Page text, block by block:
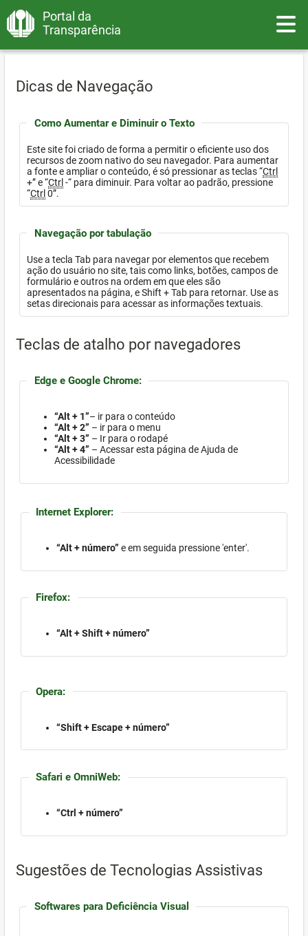
Portal da
Transparência
Dicas de Navegação
Como Aumentar e Diminuir o Texto
Este site foi criado de forma a permitir o eficiente uso dos
recursos de zoom nativo do seu navegador. Para aumentar
a fonte e ampliar o conteúdo, é só pressionar as teclas “Ctrl
+” e “Ctrl-“ para diminuir. Para voltar ao padrão, pressione
“Ctrl0”.
Navegação por tabulação
Use a tecla Tab para navegar por elementos que recebem
ação do usuário no site, tais como links, botões, campos de
formulário e outros na ordem em que eles são
apresentados na página, e Shift + Tab para retornar. Use as
setas direcionais para acessar as informações textuais.
Teclas de atalho por navegadores
Edge e Google Chrome:
“Alt + 1”– ir para o conteúdo
“Alt + 2” – ir para o menu
“Alt + 3” – Ir para o rodapé
“Alt + 4” – Acessar esta página de Ajuda de
Acessibilidade
Internet Explorer:
“Alt + número” e em seguida pressione 'enter'.
Firefox:
“Alt + Shift + número”
Opera:
“Shift + Escape + número”
Safari e OmniWeb:
“Ctrl + número”
Sugestões de Tecnologias Assistivas
Softwares para Deficiência Visual